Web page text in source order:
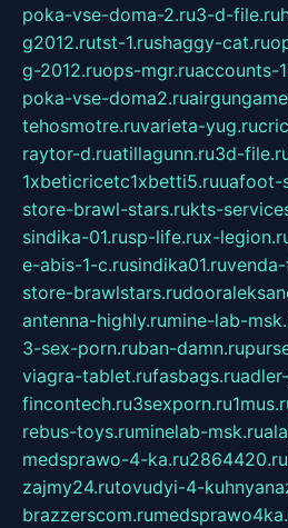
poka-vse-doma-2.ru3-d-file.ru
g2012.rutst-1.rushaggy-cat.ru
g-2012.ruops-mgr.ruaccounts-
poka-vse-doma2.ru
tehosmotre.ruvarieta-yug.ru
raytor-d.ruatillagunn.ru3d-
1xbeticricetc1xbetti5.ruuafoot-
store-brawl-stars.rukts-
sindika-01.rusp-life.rux-
e-abis-1-c.rusindika01.ru
store-brawlstars.ru
antenna-highly.rumine-lab-
3-sex-porn.ruban-damn.ru
viagra-tablet.rufasbags.ru
fincontech.ru3sexporn.ru
rebus-toys.ruminelab-msk.ru
medsprawo-4-ka.ru2864420.ru
zajmy24.rutovudyi-4-
brazzerscom.ru